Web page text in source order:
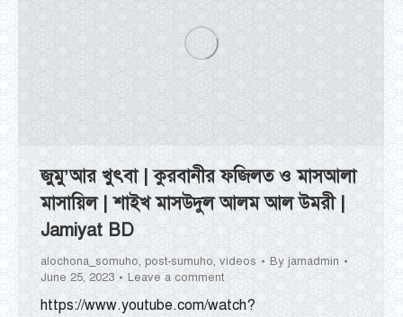
জুমু’আর খুৎবা | কুরবানীর ফজিলত ও মাসআলা
মাসায়িল | শাইখ মাসউদুল আলম আল উমরী |
Jamiyat BD
alochona_somuho, post-sumuho, videos By jamadmin
June 25, 2023
Leave a comment
https://www.youtube.com/watch?